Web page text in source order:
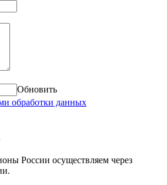
Обновить
обработки данных
России осуществляем через